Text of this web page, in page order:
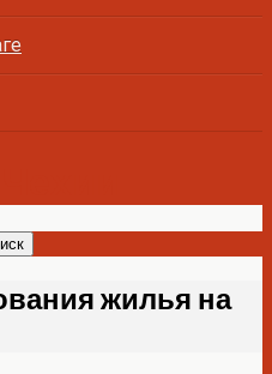
жилья на